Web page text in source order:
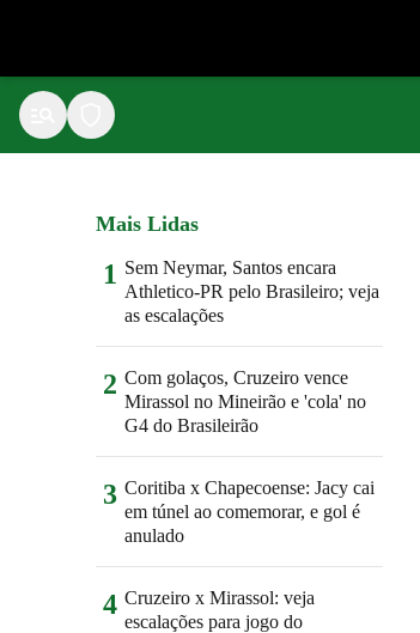
Mais Lidas
1 Sem Neymar, Santos encara
Athletico-PR pelo Brasileiro; veja
as escalações
2 Com golaços, Cruzeiro vence
Mirassol no Mineirão e 'cola' no
G4 do Brasileirão
3 Coritiba x Chapecoense: Jacy cai
em túnel ao comemorar, e gol é
anulado
4 Cruzeiro x Mirassol: veja
escalações para jogo do